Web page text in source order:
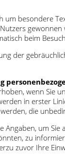
um besondere
beim
der
wenn Sie
in erster
die
um Sie
zu
zuvor Ihre